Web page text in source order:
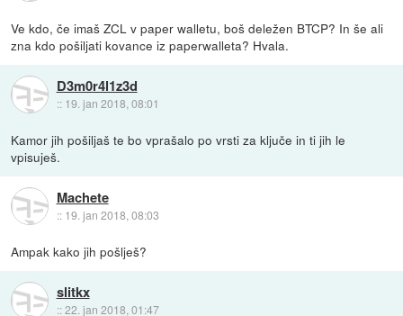
Ve kdo, če imaš ZCL v paper walletu, boš deležen BTCP? In še ali
zna kdo pošiljati kovance iz paperwalleta? Hvala.
D3m0r4l1z3d
:: 19. jan 2018, 08:01
Kamor jih pošiljaš te bo vprašalo po vrsti za ključe in ti jih le
vpisuješ.
Machete
:: 19. jan 2018, 08:03
Ampak kako jih pošlješ?
slitkx
::22. jan 2018, 01:47